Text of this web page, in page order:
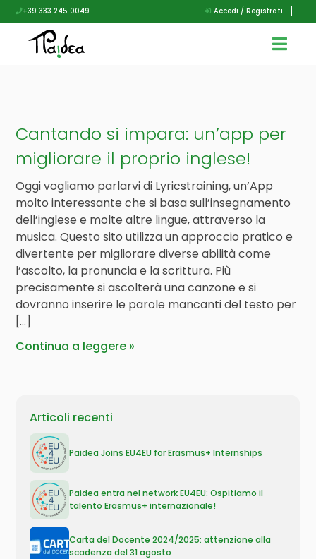
+39 333 245 0049 Accedi / Registrati
Cantando si impara: un’app per
migliorare il proprio inglese!
Oggi vogliamo parlarvi di Lyricstraining, un’App
molto interessante che si basa sull’insegnamento
dell’inglese e molte altre lingue, attraverso la
musica. Questo sito utilizza un approccio pratico e
divertente per migliorare diverse abilità come
l’ascolto, la pronuncia e la scrittura. Più
precisamente si ascolterà una canzone e si
dovranno inserire le parole mancanti del testo per
[…]
Continua a leggere
Articoli recenti
Paidea Joins EU4EU for Erasmus+ Internships
Paidea entra nel network EU4EU: Ospitiamo il
talento Erasmus+ internazionale!
Carta del Docente 2024/2025: attenzione alla
scadenza del 31 agosto